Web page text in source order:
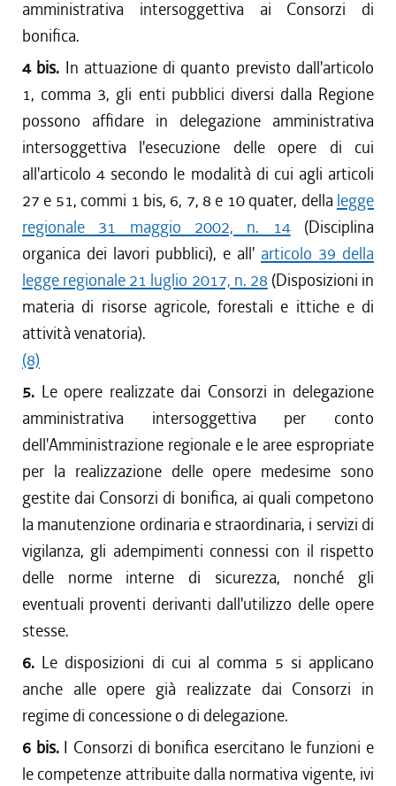
amministrativa intersoggettiva ai Consorzi di
bonifica.
4 bis. In attuazione di quanto previsto dall'articolo
1, comma 3, gli enti pubblici diversi dalla Regione
possono affidare in delegazione amministrativa
intersoggettiva l'esecuzione delle opere di cui
all'articolo 4 secondo le modalità di cui agli articoli
27 e 51, commi 1 bis, 6, 7, 8 e 10 quater, della legge
regionale 31 maggio 2002, n. 14(Disciplina
organica dei lavori pubblici), e all' articolo 39 della
legge regionale 21 luglio 2017, n. 28 (Disposizioni in
materia di risorse agricole, forestali e ittiche e di
attività venatoria).
(8)
5. Le opere realizzate dai Consorzi in delegazione
amministrativa intersoggettiva per conto
dell'Amministrazione regionale e le aree espropriate
per la realizzazione delle opere medesime sono
gestite dai Consorzi di bonifica, ai quali competono
la manutenzione ordinaria e straordinaria, i servizi di
vigilanza, gli adempimenti connessi con il rispetto
delle norme interne di sicurezza, nonché gli
eventuali proventi derivanti dall'utilizzo delle opere
stesse.
6. Le disposizioni di cui al comma 5 si applicano
anche alle opere già realizzate dai Consorzi in
regime di concessione o di delegazione.
6 bis. I Consorzi di bonifica esercitano le funzioni e
le competenze attribuite dalla normativa vigente, ivi